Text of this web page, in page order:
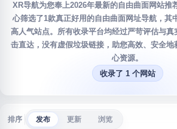
XR导航为您奉上2026年最新的自由曲面网站推
心筛选了1款真正好用的自由曲面网址导航，其
高人气站点。所有收录平台均经过严苛评估与真
击直达，没有虚假垃圾链接，助您高效、安全地
心资源。
收录了 1 个网站
排序 发布 更新 浏览